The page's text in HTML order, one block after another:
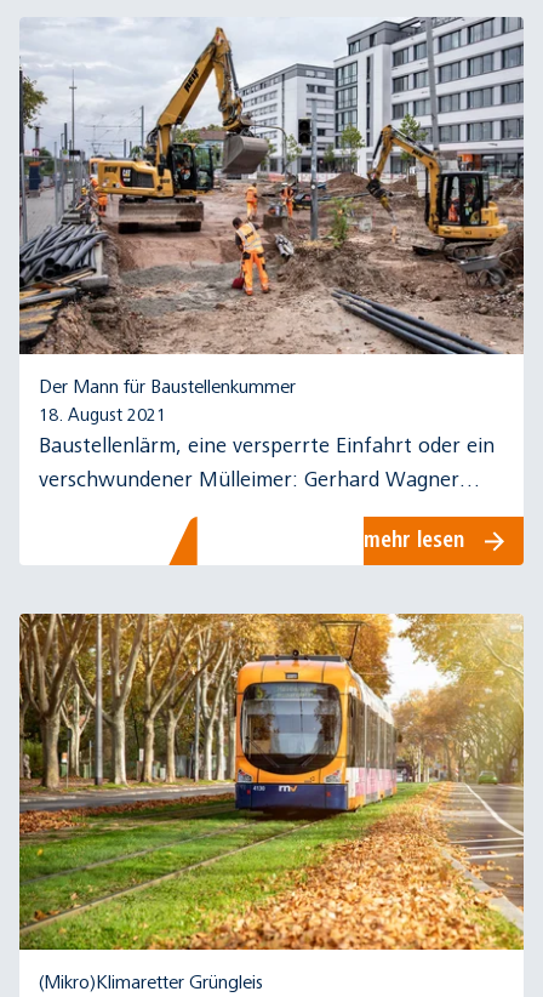
Der Mann für Baustellenkummer
18. August 2021
Baustellenlärm, eine versperrte Einfahrt oder ein
verschwundener Mülleimer: Gerhard Wagner
unterstützt die rnv als sogenannter
Baustellenbeauftragter.
mehr lesen
(Mikro)Klimaretter Grüngleis